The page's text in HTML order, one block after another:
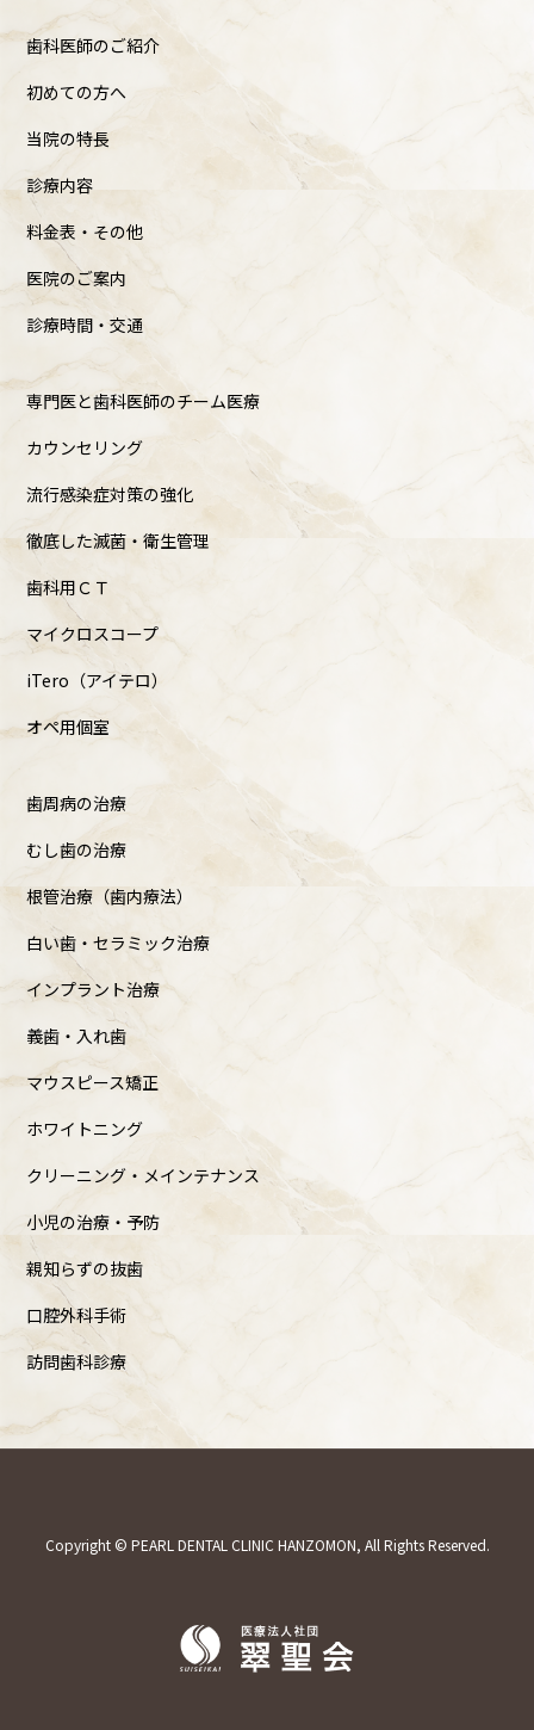
歯科医師のご紹介
初めての方へ
当院の特長
診療内容
料金表・その他
医院のご案内
診療時間・交通
専門医と歯科医師のチーム医療
カウンセリング
流行感染症対策の強化
徹底した滅菌・衛生管理
歯科用ＣＴ
マイクロスコープ
iTero（アイテロ）
オペ用個室
歯周病の治療
むし歯の治療
根管治療（歯内療法）
白い歯・セラミック治療
インプラント治療
義歯・入れ歯
マウスピース矯正
ホワイトニング
クリーニング・メインテナンス
小児の治療・予防
親知らずの抜歯
口腔外科手術
訪問歯科診療
Copyright © PEARL DENTAL CLINIC HANZOMON, All Rights Reserved.